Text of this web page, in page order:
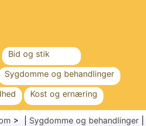
Bid og stik
Sygdomme og behandlinger
Kost og ernæring
Sundhedssektoren
> | Sygdomme og behandlinger